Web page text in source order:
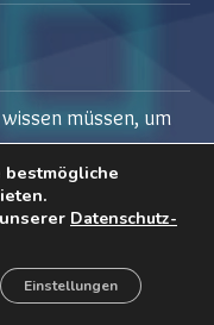
müssen, um
©Marinwebdesign
Datenschutz-
Einstellungen